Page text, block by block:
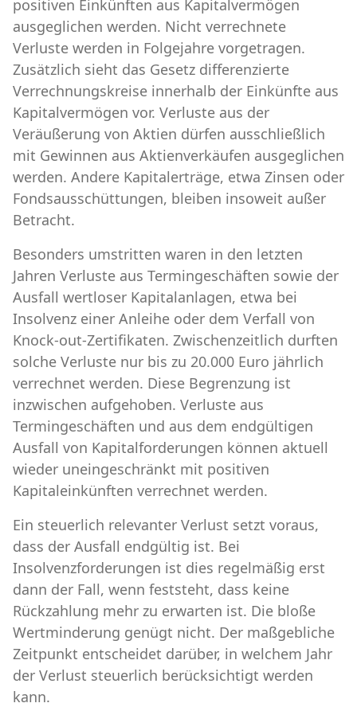
positiven Einkünften aus Kapitalvermögen
ausgeglichen werden. Nicht verrechnete
Verluste werden in Folgejahre vorgetragen.
Zusätzlich sieht das Gesetz differenzierte
Verrechnungskreise innerhalb der Einkünfte aus
Kapitalvermögen vor. Verluste aus der
Veräußerung von Aktien dürfen ausschließlich
mit Gewinnen aus Aktienverkäufen ausgeglichen
werden. Andere Kapitalerträge, etwa Zinsen oder
Fondsausschüttungen, bleiben insoweit außer
Betracht.
Besonders umstritten waren in den letzten
Jahren Verluste aus Termingeschäften sowie der
Ausfall wertloser Kapitalanlagen, etwa bei
Insolvenz einer Anleihe oder dem Verfall von
Knock-out-Zertifikaten. Zwischenzeitlich durften
solche Verluste nur bis zu 20.000 Euro jährlich
verrechnet werden. Diese Begrenzung ist
inzwischen aufgehoben. Verluste aus
Termingeschäften und aus dem endgültigen
Ausfall von Kapitalforderungen können aktuell
wieder uneingeschränkt mit positiven
Kapitaleinkünften verrechnet werden.
Ein steuerlich relevanter Verlust setzt voraus,
dass der Ausfall endgültig ist. Bei
Insolvenzforderungen ist dies regelmäßig erst
dann der Fall, wenn feststeht, dass keine
Rückzahlung mehr zu erwarten ist. Die bloße
Wertminderung genügt nicht. Der maßgebliche
Zeitpunkt entscheidet darüber, in welchem Jahr
der Verlust steuerlich berücksichtigt werden
kann.